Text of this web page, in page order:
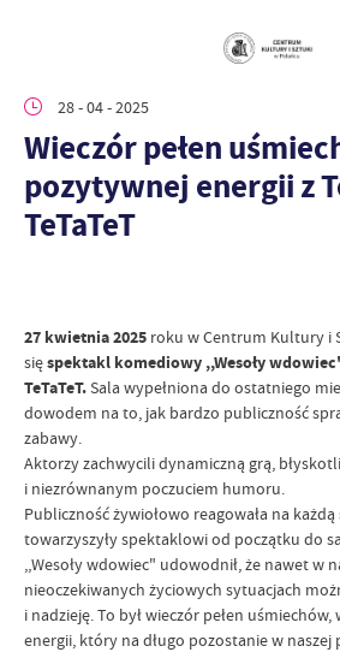
28 - 04 - 2025
Wieczór pełen
pozytywnej energii z
TeTaTeT
27 kwietnia 2025 roku w Centrum Kultury i
sięspektakl komediowy ,,Wesoły
TeTaTeT.Sala wypełniona do ostatniego
dowodem na to, jak bardzo publiczność
zabawy.
Aktorzy zachwycili dynamiczną grą,
i niezrównanym poczuciem humoru.
Publiczność żywiołowo reagowała na
towarzyszyły spektaklowi od początku do
,,Wesoły wdowiec" udowodnił, że nawet w
nieoczekiwanych życiowych sytuacjach
i nadzieję. To był wieczór pełen
energii, który na długo pozostanie w naszej